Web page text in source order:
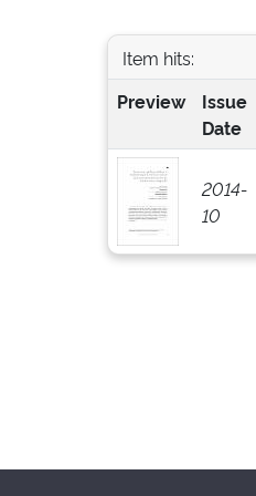
Item hits:
Preview
Issue
Date
2014-
10